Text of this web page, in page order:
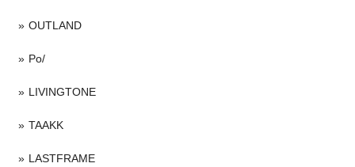
OUTLAND
Po/
LIVINGTONE
TAAKK
LASTFRAME